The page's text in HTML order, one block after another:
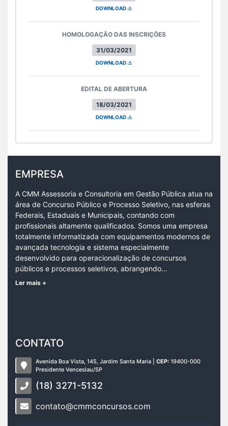
DOWNLOAD
31/03/2021
HOMOLOGAÇÃO DAS INSCRIÇÕES
DOWNLOAD
18/03/2021
EDITAL DE ABERTURA
DOWNLOAD
EMPRESA
A CMM Assessoria e Consultoria em Gestão Pública atua na
área de Concurso Público e Processo Seletivo, nas esferas
Federais, Estaduais e Municipais, contando com
profissionais altamente qualificados. Somos uma empresa
totalmente informatizada com equipamentos modernos de
avançada tecnologia e sistema especialmente
desenvolvido para operacionalização de concursos
públicos e processos seletivos, abrangendo…
Ler mais +
CONTATO
Avenida Boa Vista, 145, Jardim Santa Maria | CEP: 19400-000
Presidente Venceslau/SP
(18) 3271-5132
contato@cmmconcursos.com